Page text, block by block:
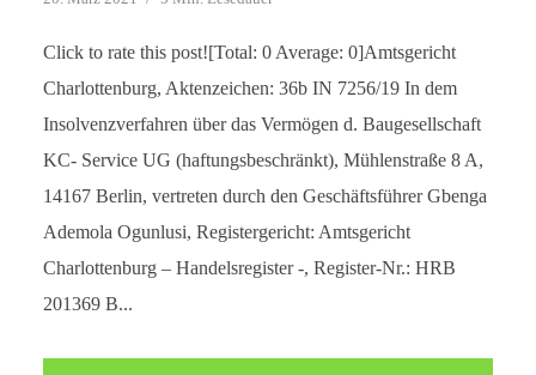
Click to rate this post![Total: 0 Average: 0]Amtsgericht
Charlottenburg, Aktenzeichen: 36b IN 7256/19 In dem
Insolvenzverfahren über das Vermögen d. Baugesellschaft
KC- Service UG (haftungsbeschränkt), Mühlenstraße 8 A,
14167 Berlin, vertreten durch den Geschäftsführer Gbenga
Ademola Ogunlusi, Registergericht: Amtsgericht
Charlottenburg – Handelsregister -, Register-Nr.: HRB
201369 B...